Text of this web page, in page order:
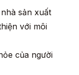
sản xuất
với môi
của người